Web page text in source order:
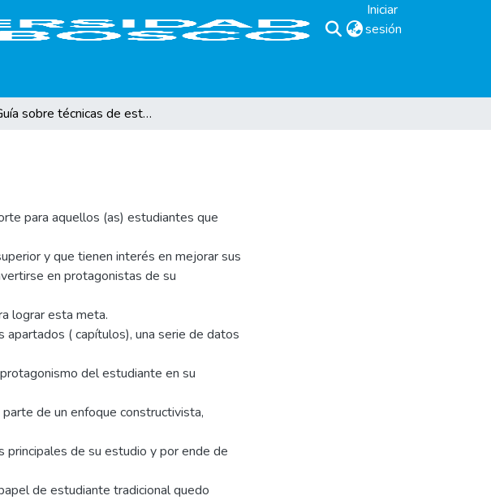
Iniciar
sesión
Guía sobre técnicas de estudio.
para aquellos (as) estudiantes que
y que tienen interés en mejorar sus
en protagonistas de su
lograr esta meta.
apartados ( capítulos), una serie de datos
del estudiante en su
de un enfoque constructivista,
de su estudio y por ende de
de estudiante tradicional quedo